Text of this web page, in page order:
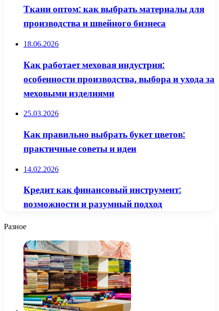
Ткани оптом: как выбрать материалы для
производства и швейного бизнеса
18.06.2026
Как работает меховая индустрия:
особенности производства, выбора и ухода за
меховыми изделиями
25.03.2026
Как правильно выбрать букет цветов:
практичные советы и идеи
14.02.2026
Кредит как финансовый инструмент:
возможности и разумный подход
Разное